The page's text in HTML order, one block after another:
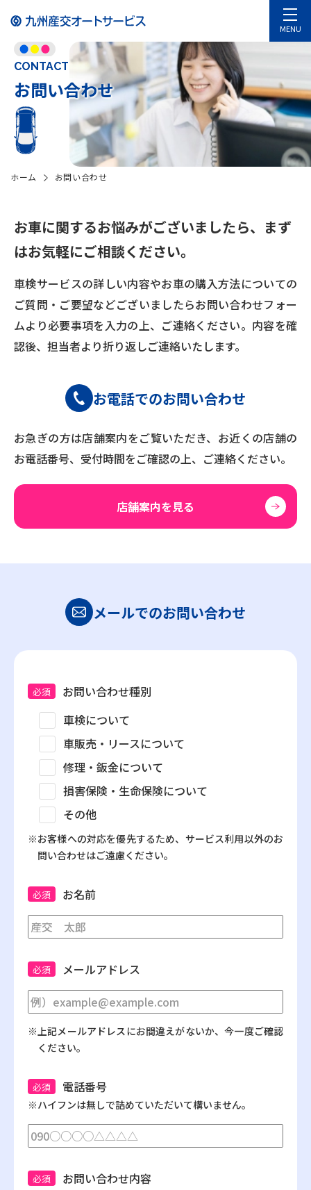
MENU
お問い合わせ
CONTACT
ホーム お問い合わせ
お車に関するお悩みがございましたら、 まず
はお気軽にご相談ください。
車検サービスの詳しい内容やお車の購入方法についての
ご質問・ご要望などございましたらお問い合わせフォー
ムより必要事項を入力の上、ご連絡ください。内容を確
認後、担当者より折り返しご連絡いたします。
お電話でのお問い合わせ
お急ぎの方は店舗案内をご覧いただき、 お近くの店舗の
お電話番号、受付時間をご確認の上、ご連絡ください。
店舗案内を見る
メールでのお問い合わせ
お問い合わせ種別
必須
車検について
車販売・リースについて
修理・鈑金について
損害保険・生命保険について
その他
※お客様への対応を優先するため、サービス利用以外のお
問い合わせはご遠慮ください。
お名前
必須
メールアドレス
必須
※上記メールアドレスにお間違えがないか、今一度ご確認
ください。
電話番号
必須
※ハイフンは無しで詰めていただいて構いません。
お問い合わせ内容
必須